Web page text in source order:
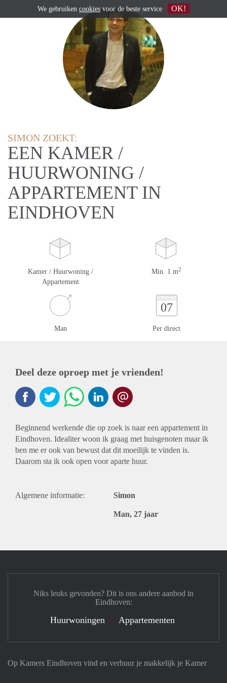
SIMON ZOEKT:
EEN KAMER /
HUURWONING /
APPARTEMENT IN
EINDHOVEN
Kamer / Huurwoning /
Appartement
Min. 1 m2
Man
07
Per direct
Deel deze oproep met je vrienden!
Beginnend werkende die op zoek is naar een appartement in
Eindhoven. Idealiter woon ik graag met huisgenoten maar ik
ben me er ook van bewust dat dit moeilijk te vinden is.
Daarom sta ik ook open voor aparte huur.
Algemene informatie: Simon
Man, 27 jaar
Op Kamers Eindhoven vind en verhuur je makkelijk je Kamer
Niks leuks gevonden? Dit is ons andere aanbod in
Eindhoven:
Huurwoningen Appartementen
We gebruiken cookies voor de beste service OK!